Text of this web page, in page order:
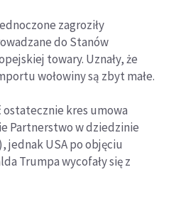
zagroziły
do Stanów
towary. Uznały, że
wołowiny są zbyt małe.
ostatecznie kres umowa
Partnerstwo w dziedzinie
jednak USA po objęciu
Trumpa wycofały się z